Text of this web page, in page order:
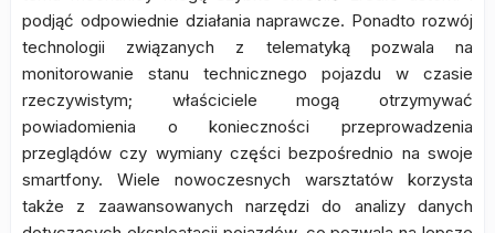
podjąć odpowiednie działania naprawcze. Ponadto rozwój
technologii związanych z telematyką pozwala na
monitorowanie stanu technicznego pojazdu w czasie
rzeczywistym; właściciele mogą otrzymywać
powiadomienia o konieczności przeprowadzenia
przeglądów czy wymiany części bezpośrednio na swoje
smartfony. Wiele nowoczesnych warsztatów korzysta
także z zaawansowanych narzędzi do analizy danych